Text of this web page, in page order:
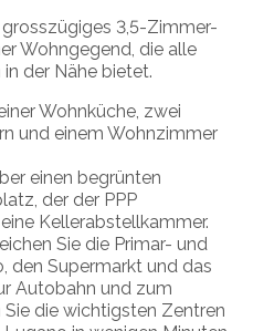
3,5-Zimmer-
Wohngegend, die alle
der Nähe bietet.
Wohnküche, zwei
und einem Wohnzimmer
einen begrünten
der der PPP
Kellerabstellkammer.
Sie die Primar- und
den Supermarkt und das
Autobahn und zum
die wichtigsten Zentren